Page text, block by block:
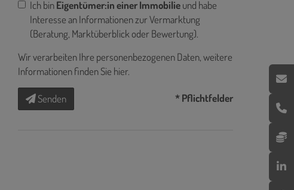
Ich binEigentümer:in einer Immobilieund habe
Interesse an Informationen zur Vermarktung
(Beratung, Marktüberblick oder Bewertung).
Wir verarbeiten Ihre personenbezogenen Daten, weitere
Informationen finden Sie hier.
Senden * Pflichtfelder